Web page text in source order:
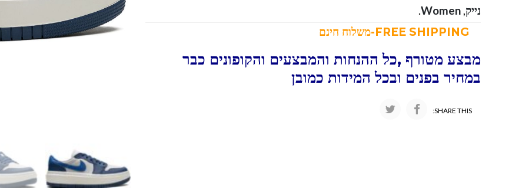
נייק,
Women
.
מבצע מטורף ,כל ההנחות והמבצעים והקופונים כבר
במחיר בפנים ובכל המידות כמובן
SHARE THIS: